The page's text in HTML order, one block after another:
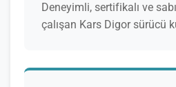
Deneyimli, sertifikalı ve
çalışan Kars Digor sürücü